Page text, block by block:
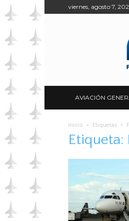
viernes, agosto 7,
AVIACIÓN
Inicio Etiquetas
Etiqueta: